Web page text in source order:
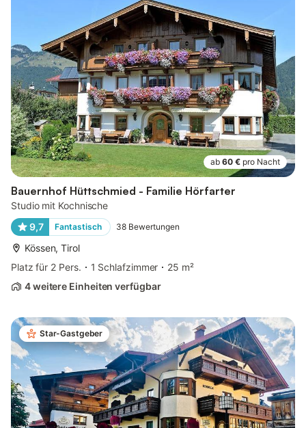
ab 60 € pro Nacht
Bauernhof Hüttschmied - Familie Hörfarter
Studio mit Kochnische
9,7
Fantastisch 38 Bewertungen
Kössen, Tirol
Platz für 2 Pers.
1 Schlafzimmer
25 m²
4 weitere Einheiten verfügbar
Star-Gastgeber